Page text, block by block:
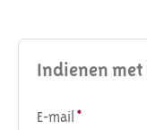
Indienen met
E-mail *
Verplicht veld